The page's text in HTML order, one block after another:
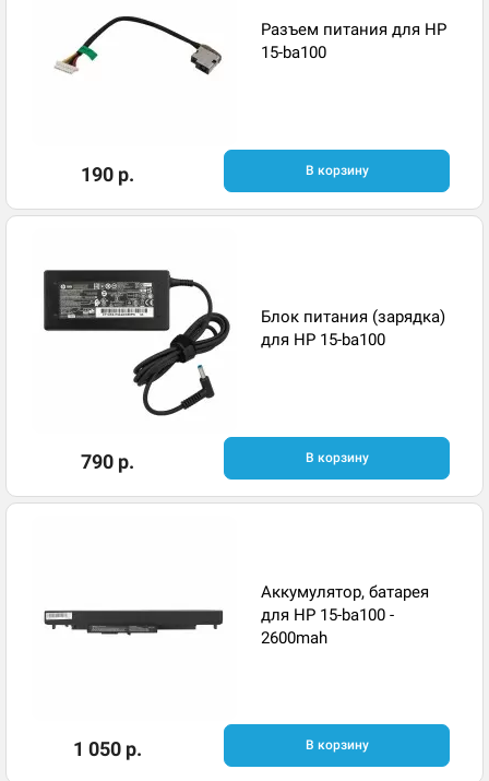
Разъем питания для HP
15-ba100
190 р. В корзину
Блок питания (зарядка)
для HP 15-ba100
790 р. В корзину
Аккумулятор, батарея
для HP 15-ba100 -
2600mah
1 050 р. В корзину